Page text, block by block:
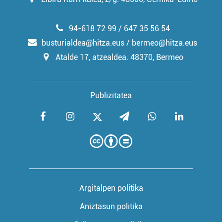
zerbitzuak hobetzeko asmoz, cookie teknologiaz
baliatzen gara. Ohar hau onartuz gero, teknologia hori
erabiltzeko baimen esplizitua ematen diguzu.Gehiago
Publizitatea
94-618 72 99 / 647 35 56 54
busturialdea@hitza.eus / bermeo@hitza.eus
Atalde 17, atzealdea. 48370, Bermeo
Argitalpen politika
Aniztasun politika